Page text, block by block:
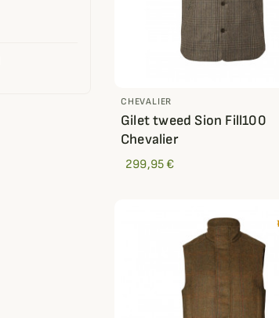
CHEVALIER
Gilet tweed Sion Fill100
Chevalier
299,95 €